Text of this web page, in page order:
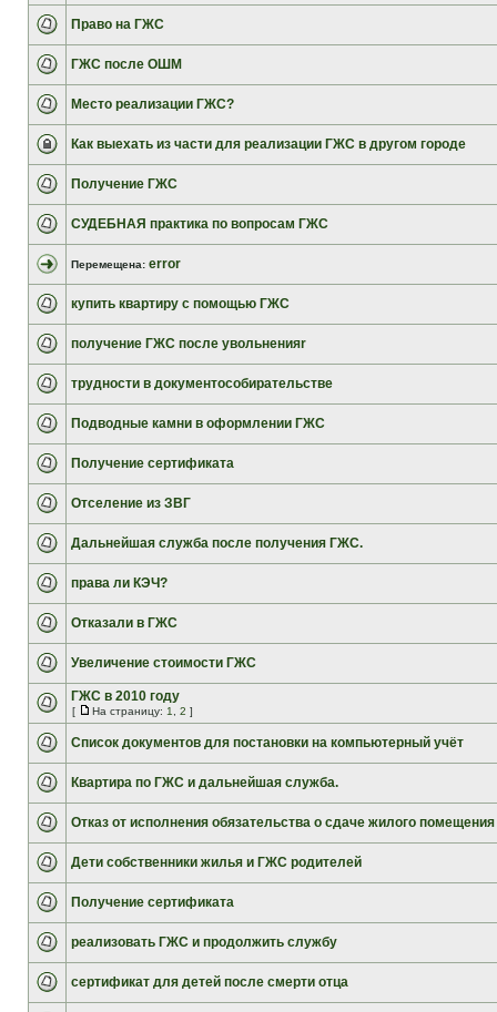
Право на ГЖС
ГЖС после ОШМ
Место реализации ГЖС?
Как выехать из части для реализации ГЖС в другом городе
Получение ГЖС
СУДЕБНАЯ практика по вопросам ГЖС
Перемещена: error
купить квартиру с помощью ГЖС
получение ГЖС после увольненияr
трудности в документособирательстве
Подводные камни в оформлении ГЖС
Получение сертификата
Отселение из ЗВГ
Дальнейшая служба после получения ГЖС.
права ли КЭЧ?
Отказали в ГЖС
Увеличение стоимости ГЖС
ГЖС в 2010 году
[ На страницу: 1 2 ]
Список документов для постановки на компьютерный учёт
Квартира по ГЖС и дальнейшая служба.
Отказ от исполнения обязательства о сдаче жилого помещения
Дети собственники жилья и ГЖС родителей
Получение сертификата
реализовать ГЖС и продолжить службу
сертификат для детей после смерти отца